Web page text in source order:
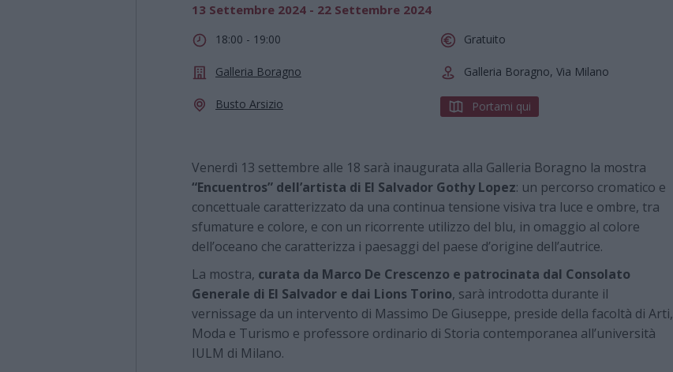
13 Settembre 2024 - 22 Settembre 2024
18:00 - 19:00 Gratuito
Galleria Boragno Galleria Boragno, Via Milano
Busto Arsizio Portami qui
Venerdì 13 settembre alle 18 sarà inaugurata alla Galleria Boragno la mostra
“Encuentros” dell’artista di El Salvador Gothy Lopez: un percorso cromatico e
concettuale caratterizzato da una continua tensione visiva tra luce e ombre, tra
sfumature e colore, e con un ricorrente utilizzo del blu, in omaggio al colore
dell’oceano che caratterizza i paesaggi del paese d’origine dell’autrice.
La mostra, curata da Marco De Crescenzo e patrocinata dal Consolato
Generale di El Salvador e dai Lions Torino, sarà introdotta durante il
vernissage da un intervento di Massimo De Giuseppe, preside della facoltà di Arti,
Moda e Turismo e professore ordinario di Storia contemporanea all’università
IULM di Milano.